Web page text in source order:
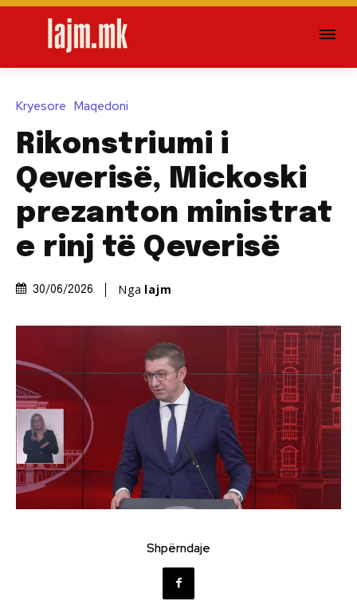
Kryesore Maqedoni
Rikonstriumi i
Qeverisë, Mickoski
prezanton ministrat
e rinj të Qeverisë
30/06/2026 Nga lajm
Shpërndaje